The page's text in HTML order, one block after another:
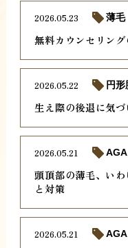
無料カウンセリン
2026.05.23 薄毛
生え際の後退に気
2026.05.22 円
頭頂部の薄毛、い
と対策
2026.05.21 AGA
2026.05.21 AGA